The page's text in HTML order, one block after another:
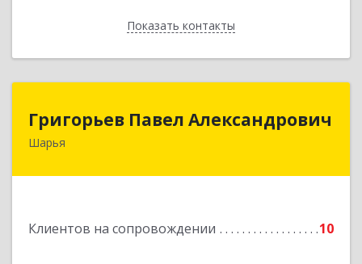
Показать контакты
Назад
Григорьев Павел Александрович
Шарья
Клиентов на сопровождении 10
157505, Костромская область, город Шарья,